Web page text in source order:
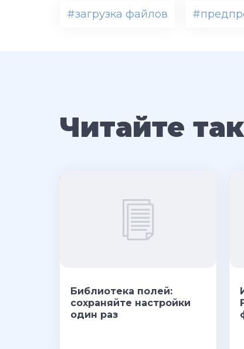
#загрузка файлов
Читайте
Библиотека полей:
сохраняйте настройки
один раз